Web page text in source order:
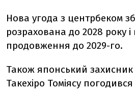
Нова угода з центрбеком
розрахована до 2028 року
продовження до 2029-го.
Також японський захисник
Такехіро Томіясу